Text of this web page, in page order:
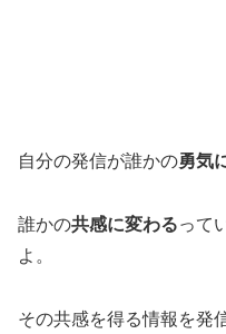
自分の発信が誰かの勇気
誰かの共感に変わるって
よ。
その共感を得る情報を発